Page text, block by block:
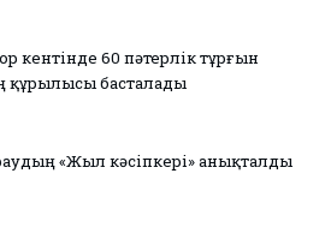
кентінде 60 пәтерлік тұрғын
құрылысы басталады
«Жыл кәсіпкері» анықталды